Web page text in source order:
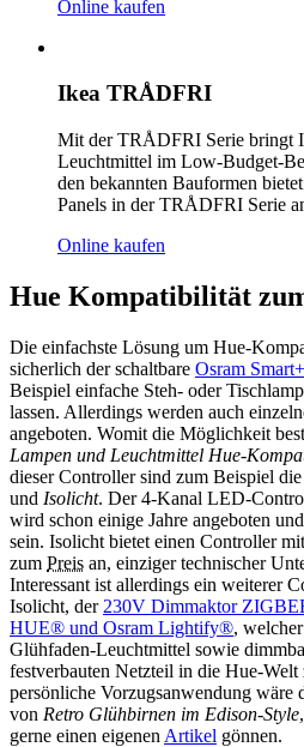
Online kaufen
Ikea TRÅDFRI
Mit der TRÅDFRI Serie bringt
Leuchtmittel im Low-Budget-
den bekannten Bauformen
Panels in der TRÅDFRI Serie
Online kaufen
Hue Kompatibilität
Die einfachste Lösung um Hue-
sicherlich der schaltbare Osram
Beispiel einfache Steh- oder
lassen. Allerdings werden auch
angeboten. Womit die Möglichkeit
Lampen und Leuchtmittel Hue-
dieser Controller sind zum Beispiel
und Isolicht. Der 4-Kanal LED-
wird schon einige Jahre angeboten
sein. Isolicht bietet einen Controller
zum Preis an, einziger technischer
Interessant ist allerdings ein weiterer
Isolicht, der 230V Dimmaktor
HUE® und Osram Lightify®,
Glühfaden-Leuchtmittel sowie
festverbauten Netzteil in die Hue-
persönliche Vorzugsanwendung wäre
von Retro Glühbirnen im Edison-Style
gerne einen eigenen Artikel gönnen.